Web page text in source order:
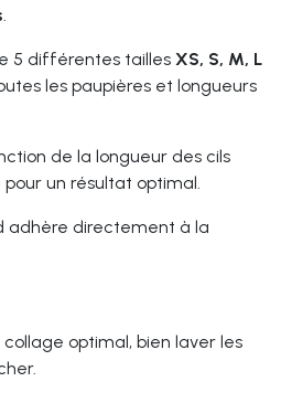
5 différentes tailles XS, S, M, L
les paupières et longueurs
de la longueur des cils
un résultat optimal.
adhère directement à la
optimal, bien laver les